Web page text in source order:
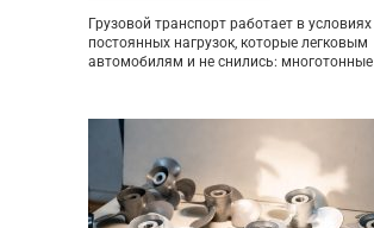
Грузовой транспорт работает в условиях
постоянных нагрузок, которые легковым
автомобилям и не снились: многотонные